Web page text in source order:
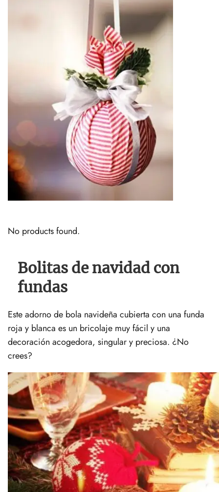
No products found.
Bolitas de navidad con
fundas
Este adorno de bola navideña cubierta con una funda
roja y blanca es un bricolaje muy fácil y una
decoración acogedora, singular y preciosa. ¿No
crees?